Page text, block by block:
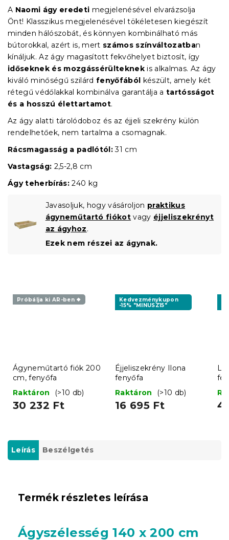
A Naomi ágy eredeti megjelenésével elvarázsolja
Önt! Klasszikus megjelenésével tökéletesen kiegészít
minden hálószobát, és könnyen kombinálható más
bútorokkal, azért is, mert számos színváltozatban
kínáljuk. Az ágy magasított fekvőhelyet biztosít, így
időseknek és mozgássérülteknek is alkalmas. Az ágy
kiváló minőségű szilárd fenyőfából készült, amely két
rétegű védőlakkal kombinálva garantálja a tartósságot
és a hosszú élettartamot.
Az ágy alatti tárolódoboz és az éjjeli szekrény külön
rendelhetőek, nem tartalma a csomagnak.
Rácsmagasság a padlótól:31 cm
Vastagság: 2,5-2,8 cm
Ágy teherbírás: 240 kg
Javasoljuk, hogy vásároljon praktikus
ágyneműtartó fiókot vagy éjjeliszekrényt
az ágyhoz.
Ezek nem részei az ágynak.
Próbálja ki AR-ben ❖
Ágyneműtartó fiók 200
cm, fenyőfa
Raktáron
(>10 db)
30 232 Ft
Kedvezménykupon
-15% "MINUSZ15"
Éjjeliszekrény Ilona
fenyőfa
Raktáron
(>10 db)
16 695 Ft
Leírás Beszélgetés
Termék részletes leírása
Ágyszélesség 140 x 200 cm